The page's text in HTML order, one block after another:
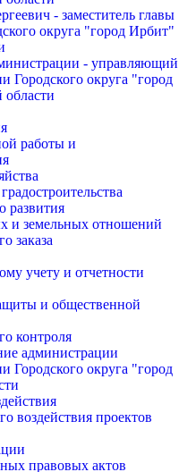
- заместитель главы
округа "город Ирбит"
- управляющий
Городского округа "город
работы и
развития
и земельных отношений
заказа
учету и отчетности
и общественной
контроля
администрации
Городского округа "город
воздействия проектов
правовых актов